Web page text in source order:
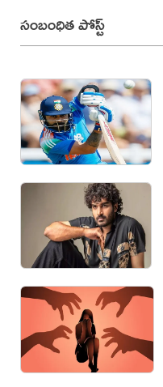
సంబంధిత పోస్ట్